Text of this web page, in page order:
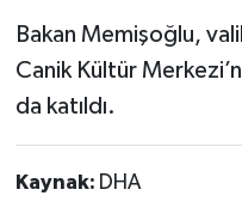
Bakan Memişoğlu,
Canik Kültür
da katıldı.
Kaynak: DHA